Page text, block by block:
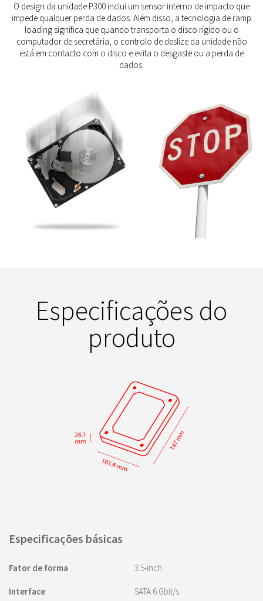
O design da unidade P300 inclui um sensor interno de impacto que
impede qualquer perda de dados. Além disso, a tecnologia de ramp
loading significa que quando transporta o disco rígido ou o
computador de secretária, o controlo de deslize da unidade não
está em contacto com o disco e evita o desgaste ou a perda de
dados.
Especificações do
produto
Especificações básicas
Fator de forma 3.5-inch
Interface SATA 6 Gbit/s